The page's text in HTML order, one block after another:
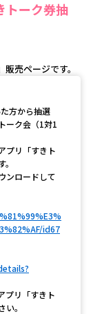
トーク券抽
売ページです。
方から抽選
ーク会（1対1
プリ「すきト
ンロードして
id67
プリ「すきト
。